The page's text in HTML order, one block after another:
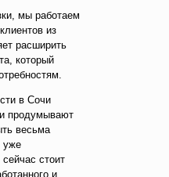
мы работаем
из
расширить
который
в Сочи
продумывают
весьма
уже
стоит
и